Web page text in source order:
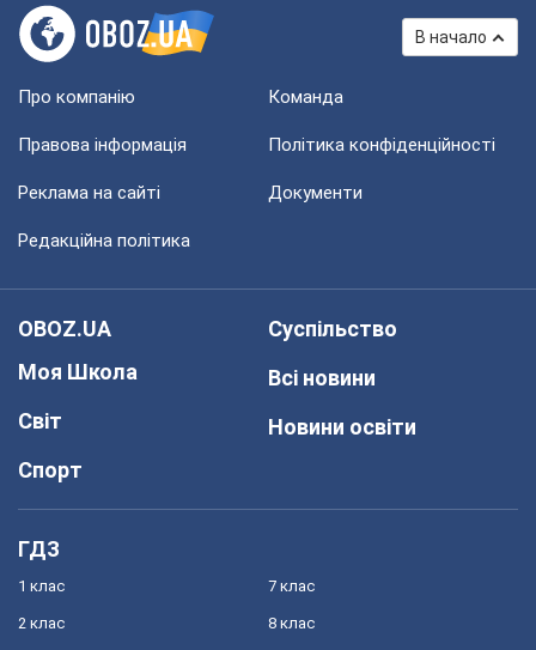
В начало
Про компанію Команда
Правова інформація Політика конфіденційності
Реклама на сайті Документи
Редакційна політика
OBOZ.UA
Моя Школа
Світ
Спорт
Суспільство
Всі новини
Новини освіти
ГДЗ
1 клас
2 клас
7 клас
8 клас